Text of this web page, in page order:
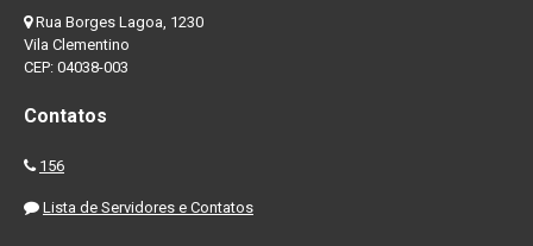
Rua Borges Lagoa, 1230
Vila Clementino
CEP: 04038-003
Contatos
156
Lista de Servidores e Contatos